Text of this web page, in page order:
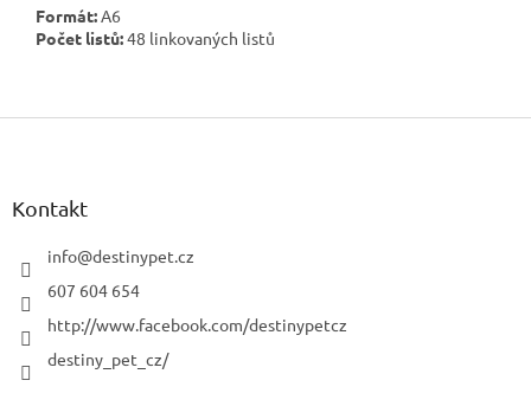
Formát:A6
Počet listů:48 linkovaných listů
Z
Kontakt
info@destinypet.cz
607 604 654
http://www.facebook.com/destinypetcz
destiny_pet_cz/